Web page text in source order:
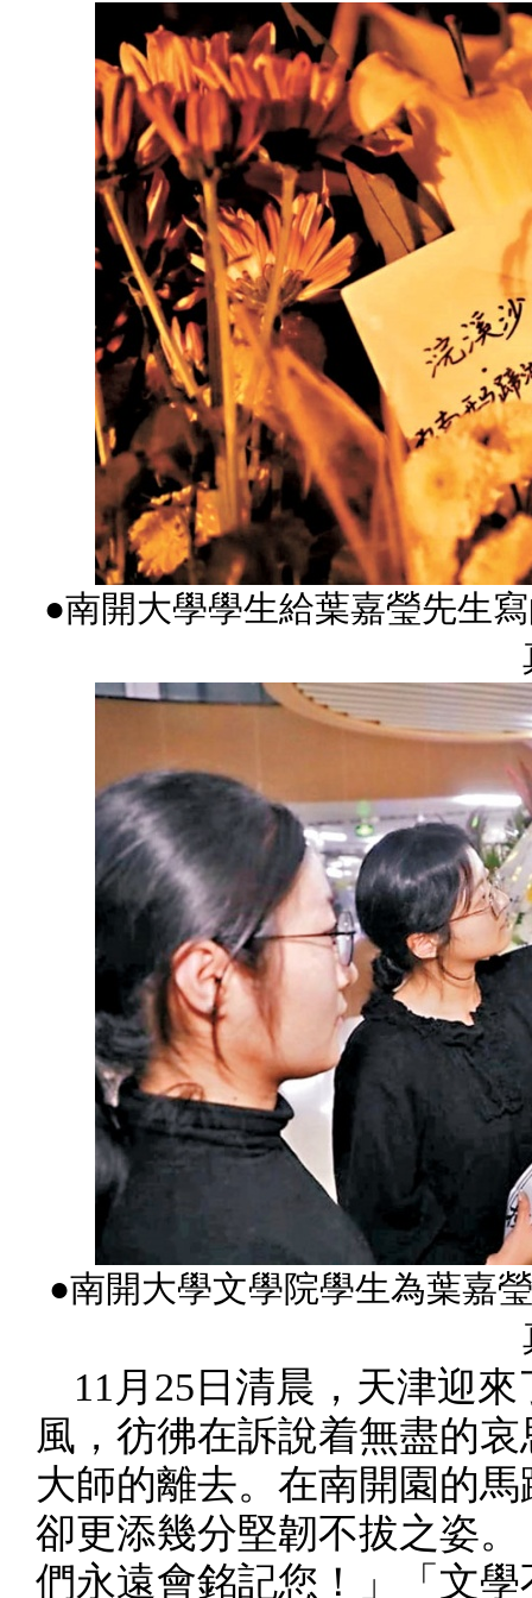
●南開大學學生給葉嘉瑩先生
●南開大學文學院學生為葉嘉
11月25日清晨，天津迎
風，彷彿在訴說着無盡的
大師的離去。在南開園的
卻更添幾分堅韌不拔之姿
們永遠會銘記您！」「文